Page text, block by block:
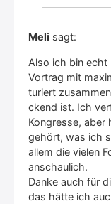
Meli sagt:
Also ich bin echt
Vor­trag mit
tu­riert
ckend ist. Ich
Kon­gres­se, aber
gehört, was ich
allem die vie­len
anschau­lich.
Dan­ke auch für
das hät­te ich